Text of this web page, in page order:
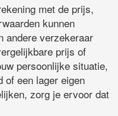
met de prijs,
kunnen
andere verzekeraar
prijs of
persoonlijke situatie,
of een lager eigen
zorg je ervoor dat